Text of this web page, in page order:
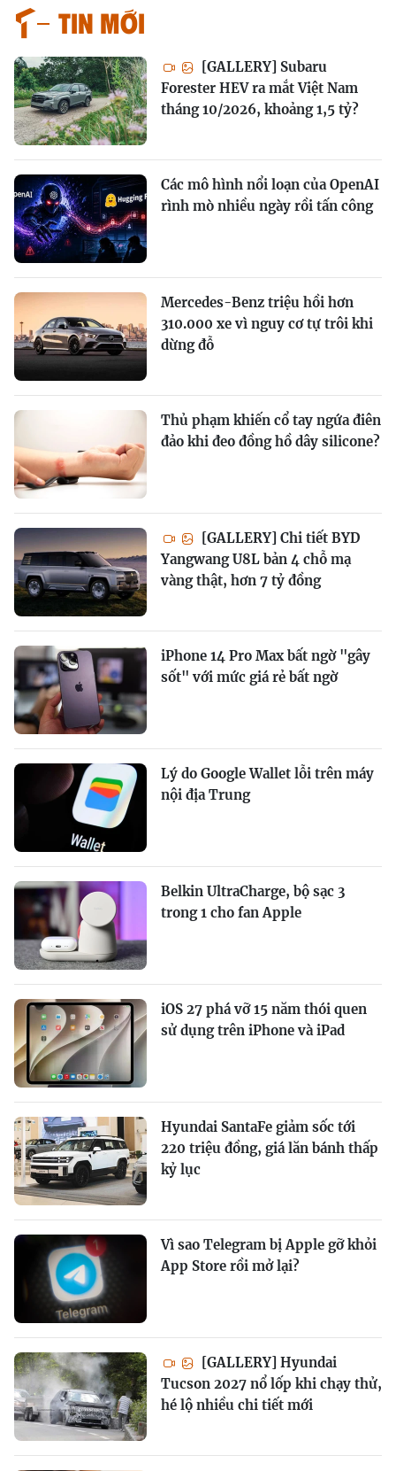
Tin mới
[GALLERY] Subaru
Forester HEV ra mắt Việt Nam
tháng 10/2026, khoảng 1,5 tỷ?
Các mô hình nổi loạn của OpenAI
rình mò nhiều ngày rồi tấn công
Mercedes-Benz triệu hồi hơn
310.000 xe vì nguy cơ tự trôi khi
dừng đỗ
Thủ phạm khiến cổ tay ngứa điên
đảo khi đeo đồng hồ dây silicone?
[GALLERY] Chi tiết BYD
Yangwang U8L bản 4 chỗ mạ
vàng thật, hơn 7 tỷ đồng
iPhone 14 Pro Max bất ngờ "gây
sốt" với mức giá rẻ bất ngờ
Lý do Google Wallet lỗi trên máy
nội địa Trung
Belkin UltraCharge, bộ sạc 3
trong 1 cho fan Apple
iOS 27 phá vỡ 15 năm thói quen
sử dụng trên iPhone và iPad
Hyundai SantaFe giảm sốc tới
220 triệu đồng, giá lăn bánh thấp
kỷ lục
Vì sao Telegram bị Apple gỡ khỏi
App Store rồi mở lại?
[GALLERY] Hyundai
Tucson 2027 nổ lốp khi chạy thử,
hé lộ nhiều chi tiết mới